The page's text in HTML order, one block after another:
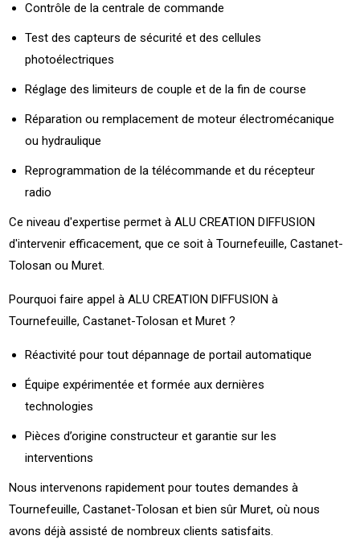
Contrôle de la centrale de commande
Test des capteurs de sécurité et des cellules
photoélectriques
Réglage des limiteurs de couple et de la fin de course
Réparation ou remplacement de moteur électromécanique
ou hydraulique
Reprogrammation de la télécommande et du récepteur
radio
Ce niveau d'expertise permet à ALU CREATION DIFFUSION
d'intervenir efficacement, que ce soit à Tournefeuille, Castanet-
Tolosan ou Muret.
Pourquoi faire appel à ALU CREATION DIFFUSION à
Tournefeuille, Castanet-Tolosan et Muret ?
Réactivité pour tout dépannage de portail automatique
Équipe expérimentée et formée aux dernières
technologies
Pièces d’origine constructeur et garantie sur les
interventions
Nous intervenons rapidement pour toutes demandes à
Tournefeuille, Castanet-Tolosan et bien sûr Muret, où nous
avons déjà assisté de nombreux clients satisfaits.